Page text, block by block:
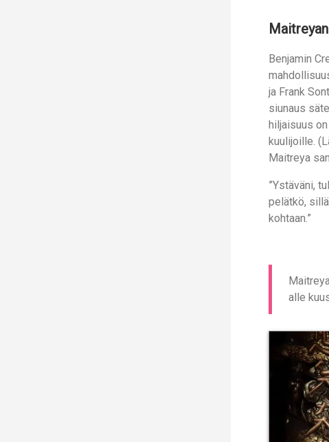
Benjamin
ja Frank
siunaus
hiljaisuus
kuulijoille.
Maitreya
”Ystäväni,
pelätkö,
kohtaan.”
alle